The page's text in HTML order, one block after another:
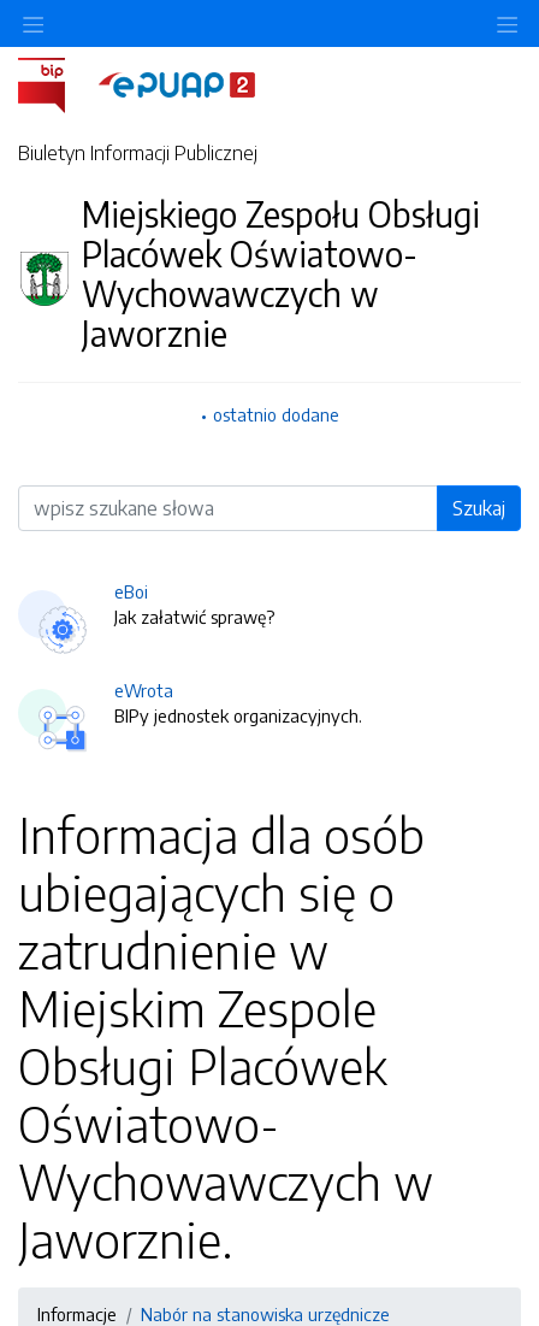
Biuletyn Informacji Publicznej
Miejskiego Zespołu Obsługi
Placówek Oświatowo-
Wychowawczych w
Jaworznie
ostatnio dodane
Wyszukiwarka Szukaj
eBoi
Jak załatwić sprawę?
eWrota
BIPy jednostek organizacyjnych.
Informacja dla osób
ubiegających się o
zatrudnienie w
Miejskim Zespole
Obsługi Placówek
Oświatowo-
Wychowawczych w
Jaworznie.
Informacje
Nabór na stanowiska urzędnicze